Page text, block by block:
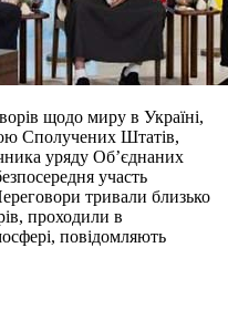
щодо миру в Україні,
Сполучених Штатів,
уряду Об’єднаних
участь
тривали близько
проходили в
повідомляють